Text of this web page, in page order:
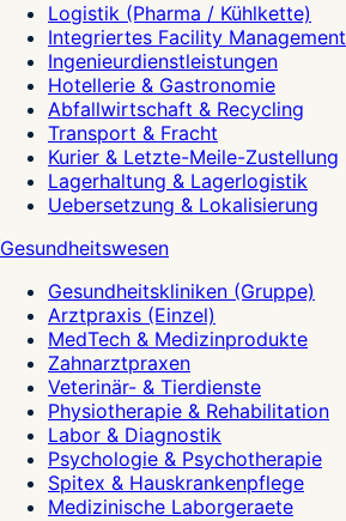
Logistik (Pharma / Kühlkette)
Integriertes Facility Management
Ingenieurdienstleistungen
Hotellerie & Gastronomie
Abfallwirtschaft & Recycling
Transport & Fracht
Kurier & Letzte-Meile-Zustellung
Lagerhaltung & Lagerlogistik
Uebersetzung & Lokalisierung
Gesundheitswesen
Gesundheitskliniken (Gruppe)
Arztpraxis (Einzel)
MedTech & Medizinprodukte
Zahnarztpraxen
Veterinär- & Tierdienste
Physiotherapie & Rehabilitation
Labor & Diagnostik
Psychologie & Psychotherapie
Spitex & Hauskrankenpflege
Medizinische Laborgeraete